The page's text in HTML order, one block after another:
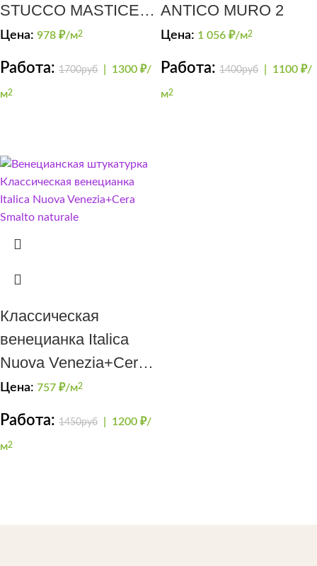
STUCCO MASTICE +
NUOVA VENEZIA
Цена: 978 ₽/м2
Работа: 1700руб 1300 ₽/
м2
ANTICO MURO 2
Цена: 1 056 ₽/м2
Работа: 1400руб 1100 ₽/
м2
Классическая
венецианка Italica
Nuova Venezia+Cera
Smalto naturale
Цена: 757 ₽/м2
Работа: 1450руб 1200 ₽/
м2